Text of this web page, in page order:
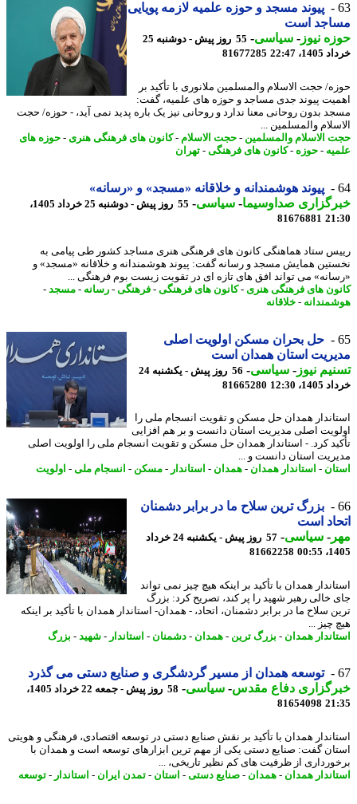
پیوند مسجد و حوزه علمیه لازمه پویایی
است
نیوز-سیاسی-
55 روز پیش - دوشنبه 25
22:47
81677285
حجت الاسلام والمسلمین ملانوری با تأکید بر
پیوند جدی مساجد و حوزه های علمیه، گفت:
بدون روحانی معنا ندارد و روحانی نیز یک باره پدید نمی آید، - حوزه/ حجت
والمسلمین ...
الاسلام والمسلمین-حجت الاسلام-کانون های فرهنگی هنری- حوزه های
-حوزه-کانون های فرهنگی-تهران
پیوند هوشمندانه و خلاقانه «مسجد» و «رسانه»
صداوسیما-سیاسی-
55 روز پیش - دوشنبه 25 خرداد 1405،
81676881
ستاد هماهنگی کانون های فرهنگی هنری مساجد کشور طی پیامی به
همایش مسجد و رسانه گفت: پیوند هوشمندانه و خلاقانه «مسجد» و
می تواند افق های تازه ای در تقویت زیست بوم فرهنگی ...
های فرهنگی هنری- کانون های فرهنگی-فرهنگی-رسانه-مسجد-
- خلاقانه
حل بحران مسکن اولویت اصلی
استان همدان است
نیوز-سیاسی-
56 روز پیش - یکشنبه 24
12:30
81665280
همدان حل مسکن و تقویت انسجام ملی را
اصلی مدیریت استان دانست و بر هم افزایی
کرد. - استاندار همدان حل مسکن و تقویت انسجام ملی را اولویت اصلی
استان دانست و ...
-استاندار همدان- همدان- استاندار-مسکن-انسجام ملی -اولویت
بزرگ ترین سلاح ما در برابر دشمنان
است
-سیاسی-
57 روز پیش - یکشنبه 24 خرداد
81662258
همدان با تأکید بر اینکه هیچ چیز نمی تواند
خالی رهبر شهید را پر کند، تصریح کرد: بزرگ
سلاح ما در برابر دشمنان، اتحاد، - همدان- استاندار همدان با تأکید بر اینکه
چیز ...
همدان- بزرگ ترین- همدان- دشمنان-استاندار-شهید-بزرگ
توسعه همدان از مسیر گردشگری و صنایع دستی می گذرد
دفاع مقدس-سیاسی-
58 روز پیش - جمعه 22 خرداد 1405،
81654098
همدان با تأکید بر نقش صنایع دستی در توسعه اقتصادی، فرهنگی و هویتی
گفت: صنایع دستی یکی از مهم ترین ابزارهای توسعه است و همدان با
از ظرفیت های کم نظیر تاریخی، ...
همدان- همدان- صنایع دستی-استان-تمدن ایران - استاندار-توسعه